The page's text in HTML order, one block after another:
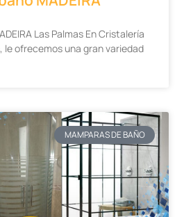
Las Palmas En Cristalería
le ofrecemos una gran variedad
MAMPARAS DE BAÑO